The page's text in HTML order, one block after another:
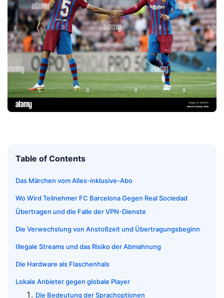
Table of Contents
Das Märchen vom Alles-inklusive-Abo
Wo Wird Teilnehmer FC Barcelona Gegen Real Sociedad
Übertragen und die Falle der VPN-Dienste
Die Verwechslung von Anstoßzeit und Übertragungsbeginn
Illegale Streams und das Risiko der Abmahnung
Die Hardware als Flaschenhals
Lokale Anbieter gegen globale Player
Die Bedeutung der Sprachoptionen